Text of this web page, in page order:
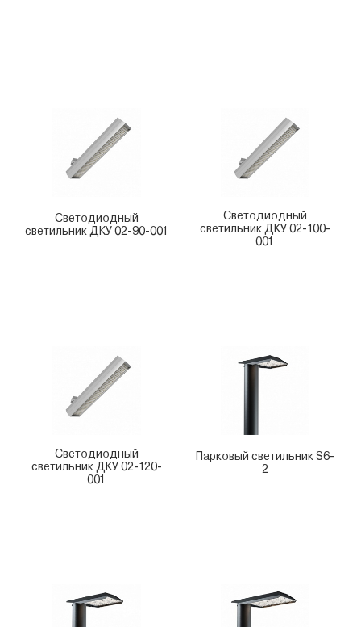
Светодиодный
светильник ДКУ 02-90-001
Светодиодный
светильник ДКУ 02-100-
001
Светодиодный
светильник ДКУ 02-120-
001
Парковый светильник S6-
2